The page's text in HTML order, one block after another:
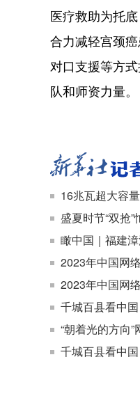
医疗救助为托
合力减轻宫颈
对口支援等方
队和师资力量。
16兆瓦超大容
盛夏时节“双抢”
瞰中国｜福建
2023年中国网
2023年中国网
千城百县看中
“朝着光的方向
千城百县看中